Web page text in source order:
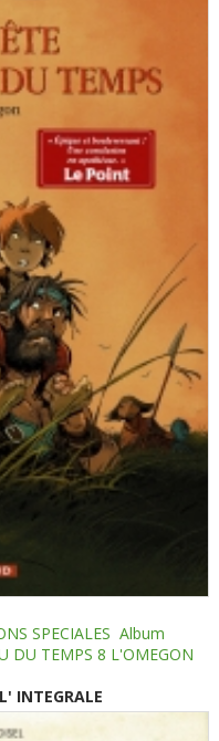
SPECIALES Album
DU TEMPS 8 L'OMEGON
INTEGRALE